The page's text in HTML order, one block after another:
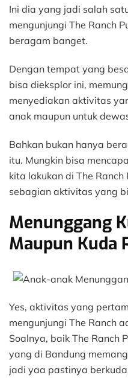
Ini dia yang jadi salah
mengunjungi The Ranch
beragam banget.
Dengan tempat yang
bisa dieksplor ini,
menyediakan aktivitas
anak maupun untuk
Bahkan bukan hanya
itu. Mungkin bisa
kita lakukan di The Ranch
sebagian aktivitas yang
Menunggang
Maupun Kuda
Yes, aktivitas yang
mengunjungi The Ranch
Soalnya, baik The Ranch
yang di Bandung
jadi yaa pastinya